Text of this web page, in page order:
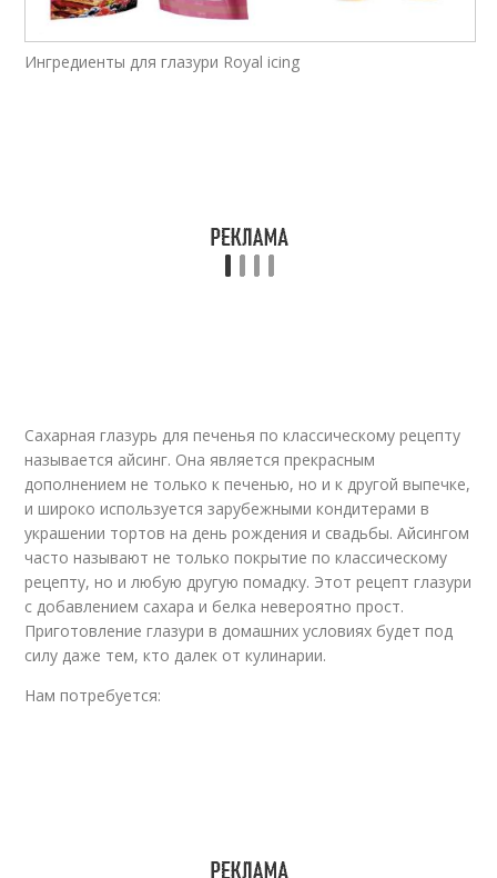
глазури
Глазурь для
пасхальных куличей
Глазури для куличей
Глазурь для кулича Глазурь для росписи
Ингредиенты для глазури Royal icing
Сахарная глазурь для печенья по классическому рецепту
называется айсинг. Она является прекрасным
дополнением не только к печенью, но и к другой выпечке,
и широко используется зарубежными кондитерами в
украшении тортов на день рождения и свадьбы. Айсингом
часто называют не только покрытие по классическому
рецепту, но и любую другую помадку. Этот рецепт глазури
с добавлением сахара и белка невероятно прост.
Приготовление глазури в домашних условиях будет под
силу даже тем, кто далек от кулинарии.
Нам потребуется: